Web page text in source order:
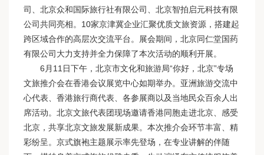
司、北京众和国际旅行社有限公司、北京智拍启元科技有限
公司共同亮相。10家京津冀企业汇聚优质文旅资源，搭建起
跨区域合作的高层次交流平台。展会期间，北京同仁堂国药
有限公司大力支持并全力保障了本次活动的顺利开展。
6月11日下午，北京市文化和旅游局“你好，北京”专场
文旅推介会在香港会议展览中心如期举办。亚洲旅游交流中
心代表、香港旅行商代表、各参展商以及当地民众百余人出
席活动。北京文旅代表团现场邀请香港同胞走进北京、感受
北京，共享北京文旅发展新成果。本次推介会环节丰富、精
彩纷呈。京式旗袍主题展示率先登场，在专业讲解的伴随